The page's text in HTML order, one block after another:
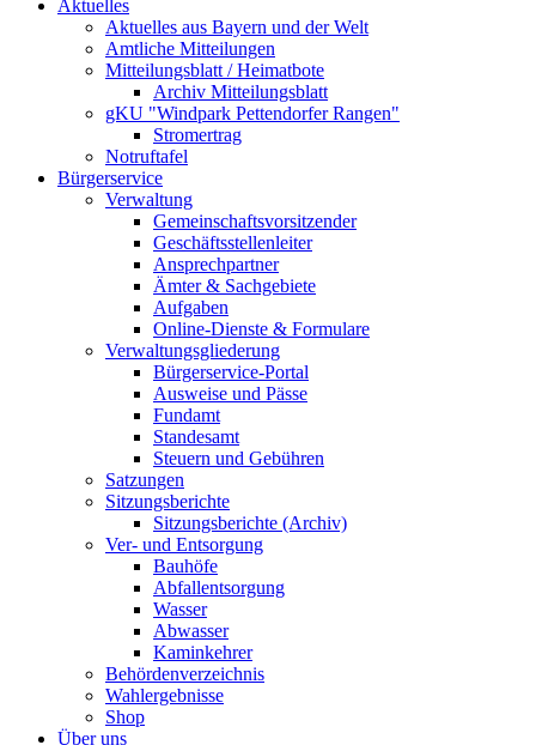
Aktuelles
Aktuelles aus Bayern und der Welt
Amtliche Mitteilungen
Mitteilungsblatt / Heimatbote
Archiv Mitteilungsblatt
gKU "Windpark Pettendorfer Rangen"
Stromertrag
Notruftafel
Bürgerservice
Verwaltung
Gemeinschaftsvorsitzender
Geschäftsstellenleiter
Ansprechpartner
Ämter & Sachgebiete
Aufgaben
Online-Dienste & Formulare
Verwaltungsgliederung
Bürgerservice-Portal
Ausweise und Pässe
Fundamt
Standesamt
Steuern und Gebühren
Satzungen
Sitzungsberichte
Sitzungsberichte (Archiv)
Ver- und Entsorgung
Bauhöfe
Abfallentsorgung
Wasser
Abwasser
Kaminkehrer
Behördenverzeichnis
Wahlergebnisse
Shop
Über uns